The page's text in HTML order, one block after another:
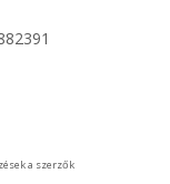
a szerzők